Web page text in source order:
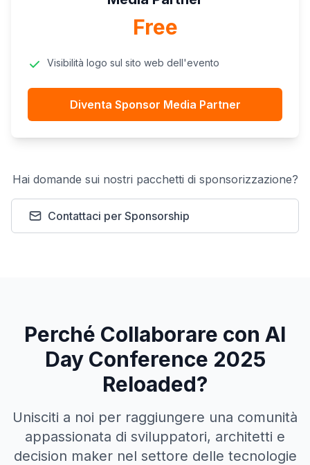
Free
Visibilità logo sul sito web dell'evento
Diventa Sponsor Media Partner
Hai domande sui nostri pacchetti di sponsorizzazione?
Contattaci per Sponsorship
Perché Collaborare con AI
Day Conference 2025
Reloaded?
Unisciti a noi per raggiungere una comunità
appassionata di sviluppatori, architetti e
decision maker nel settore delle tecnologie